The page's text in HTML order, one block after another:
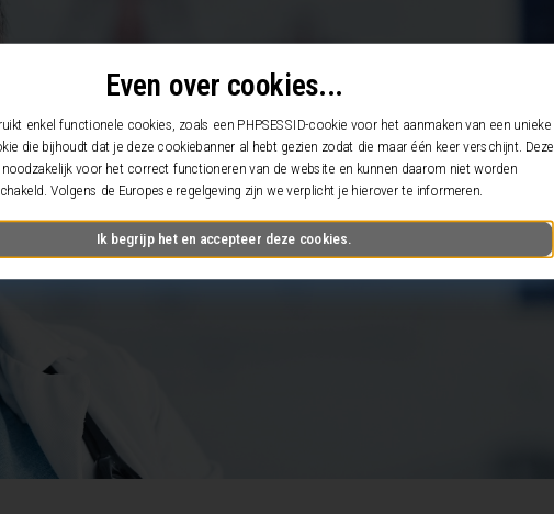
Even over cookies...
enkel functionele cookies, zoals een PHPSESSID-cookie voor het aanmaken van een unieke
die bijhoudt dat je deze cookiebanner al hebt gezien zodat die maar één keer verschijnt. Deze
voor het correct functioneren van de website en kunnen daarom niet worden
Volgens de Europese regelgeving zijn we verplicht je hierover te informeren.
Ik begrijp het en accepteer deze cookies.